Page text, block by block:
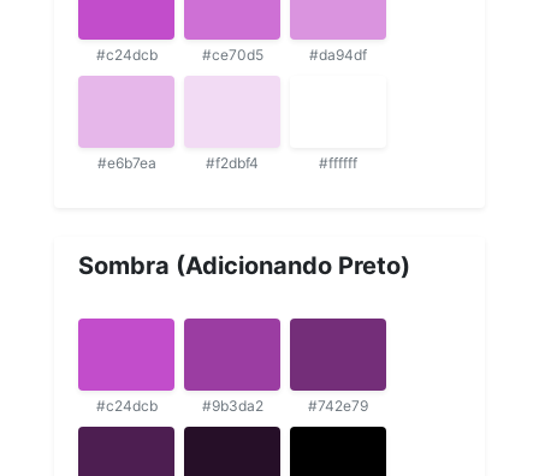
#c24dcb #ce70d5 #da94df
#e6b7ea #f2dbf4 #ffffff
Sombra (Adicionando Preto)
#c24dcb #9b3da2 #742e79